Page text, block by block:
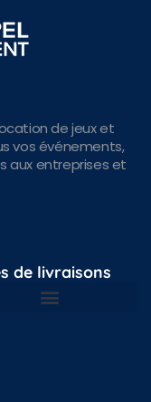
de jeux et
vos événements,
aux entreprises et
de livraisons